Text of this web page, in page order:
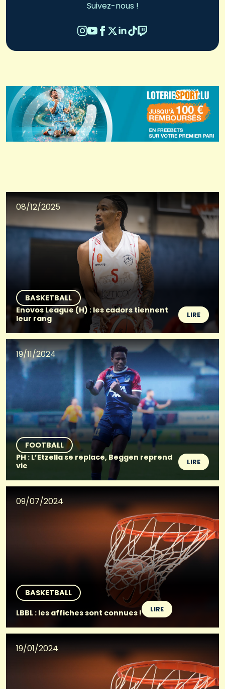
Suivez-nous !
08/12/2025
BASKETBALL
Enovos League (H) : les cadors tiennent
leur rang
LIRE
19/11/2024
FOOTBALL
PH : L’Etzella se replace, Beggen reprend
vie
LIRE
09/07/2024
BASKETBALL
LBBL : les affiches sont connues !
LIRE
19/01/2024